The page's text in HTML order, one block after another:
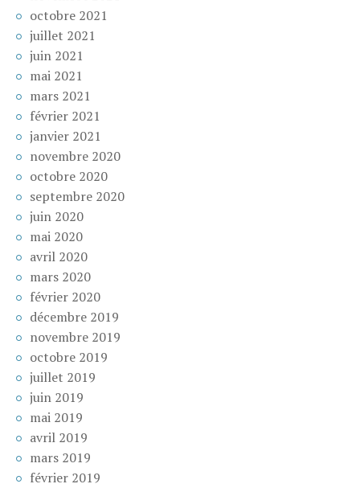
octobre 2021
juillet 2021
juin 2021
mai 2021
mars 2021
février 2021
janvier 2021
novembre 2020
octobre 2020
septembre 2020
juin 2020
mai 2020
avril 2020
mars 2020
février 2020
décembre 2019
novembre 2019
octobre 2019
juillet 2019
juin 2019
mai 2019
avril 2019
mars 2019
février 2019